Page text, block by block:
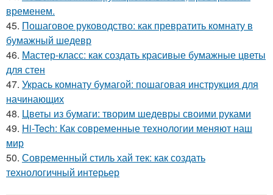
временем.
45. Пошаговое руководство: как превратить комнату в
бумажный шедевр
46. Мастер-класс: как создать красивые бумажные цветы
для стен
47. Укрась комнату бумагой: пошаговая инструкция для
начинающих
48. Цветы из бумаги: творим шедевры своими руками
49. Hi-Tech: Как современные технологии меняют наш
мир
50. Современный стиль хай тек: как создать
технологичный интерьер